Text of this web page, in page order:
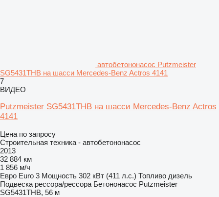
автобетононасос Putzmeister
SG5431THB на шасси Mercedes-Benz Actros 4141
7
ВИДЕО
Putzmeister SG5431THB на шасси Mercedes-Benz Actros
4141
Цена по запросу
Строительная техника - автобетононасос
2013
32 884 км
1 856 м/ч
Евро Euro 3 Мощность 302 кВт (411 л.с.) Топливо дизель
Подвеска рессора/рессора Бетононасос Putzmeister
SG5431THB, 56 м